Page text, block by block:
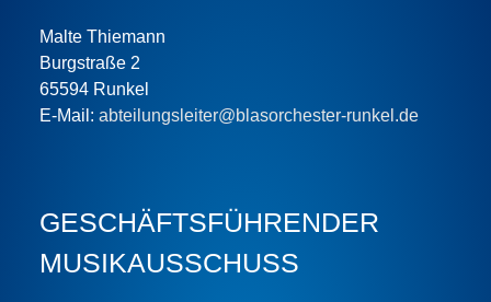
Malte Thiemann
Burgstraße 2
65594 Runkel
E-Mail: abteilungsleiter@blasorchester-runkel.de
GESCHÄFTS­FÜHRENDER
MUSIKAUSSCHUSS